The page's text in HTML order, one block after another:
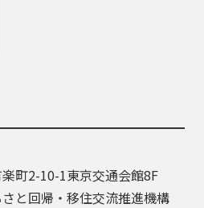
町2-10-1東京交通会館8F
と回帰・移住交流推進機構